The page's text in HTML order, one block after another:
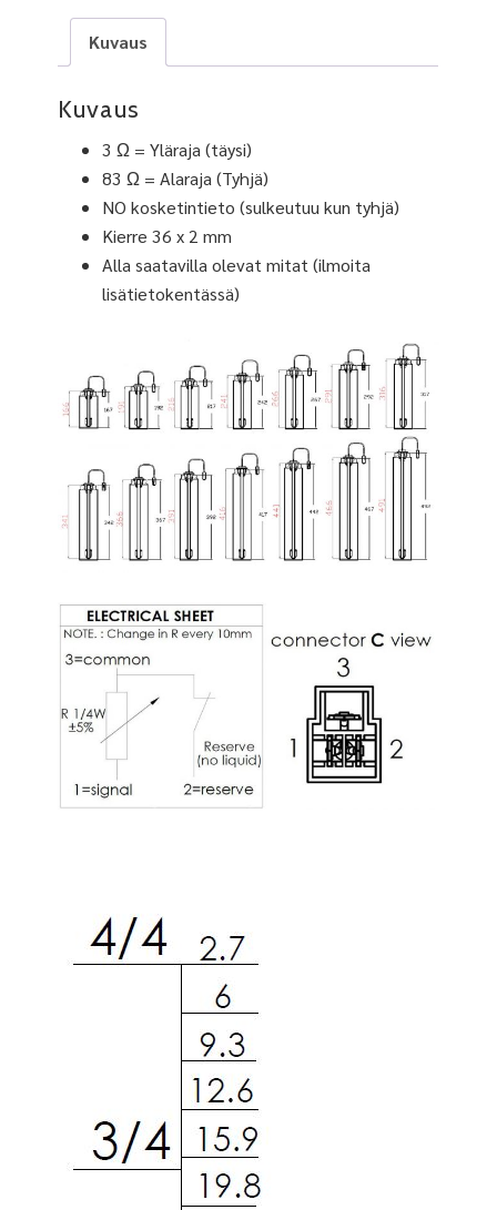
Kuvaus
Kuvaus
3 Ω = Yläraja (täysi)
83 Ω = Alaraja (Tyhjä)
NO kosketintieto (sulkeutuu kun tyhjä)
Kierre 36 x 2 mm
Alla saatavilla olevat mitat (ilmoita
lisätietokentässä)